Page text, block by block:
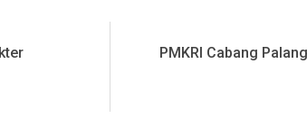
PMKRI Cabang